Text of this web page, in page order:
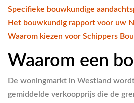
Specifieke bouwkundige
Het bouwkundig rapport voor uw
Waarom kiezen voor Schippers
Waarom een
De woningmarkt in Westland
gemiddelde verkoopprijs die de